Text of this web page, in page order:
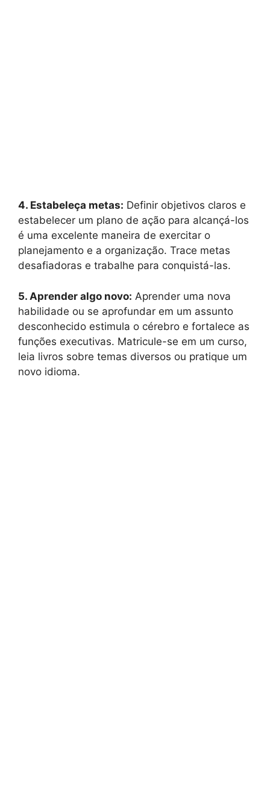
4. Estabeleça metas: Definir objetivos claros e
estabelecer um plano de ação para alcançá-los
é uma excelente maneira de exercitar o
planejamento e a organização. Trace metas
desafiadoras e trabalhe para conquistá-las.
5. Aprender algo novo: Aprender uma nova
habilidade ou se aprofundar em um assunto
desconhecido estimula o cérebro e fortalece as
funções executivas. Matricule-se em um curso,
leia livros sobre temas diversos ou pratique um
novo idioma.